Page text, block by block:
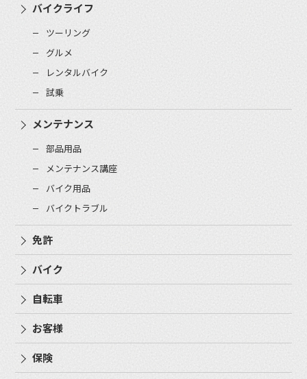
バイクライフ
ツーリング
グルメ
レンタルバイク
試乗
メンテナンス
部品用品
メンテナンス講座
バイク用品
バイクトラブル
免許
バイク
自転車
お客様
保険